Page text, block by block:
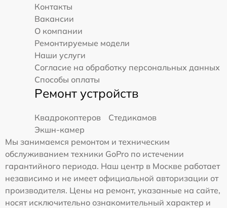
Контакты
Вакансии
О компании
Ремонтируемые модели
Наши услуги
Согласие на обработку персональных данных
Способы оплаты
Ремонт устройств
Квадрокоптеров
Стедикамов
Экшн-камер
Мы занимаемся ремонтом и техническим
обслуживанием техники GoPro по истечении
гарантийного периода. Наш центр в Москве работает
независимо и не имеет официальной авторизации от
производителя. Цены на ремонт, указанные на сайте,
носят исключительно ознакомительный характер и